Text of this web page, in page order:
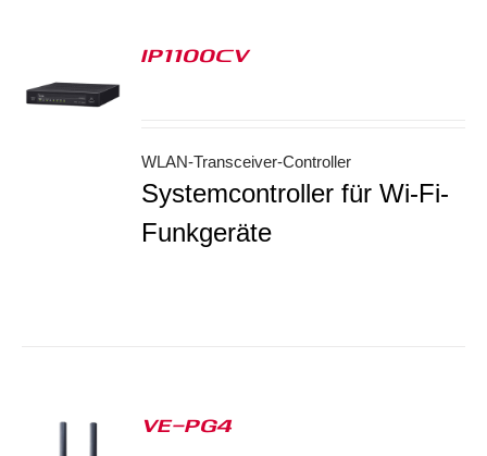
IP1100CV
WLAN-Transceiver-Controller
Systemcontroller für Wi-Fi-
Funkgeräte
VE-PG4